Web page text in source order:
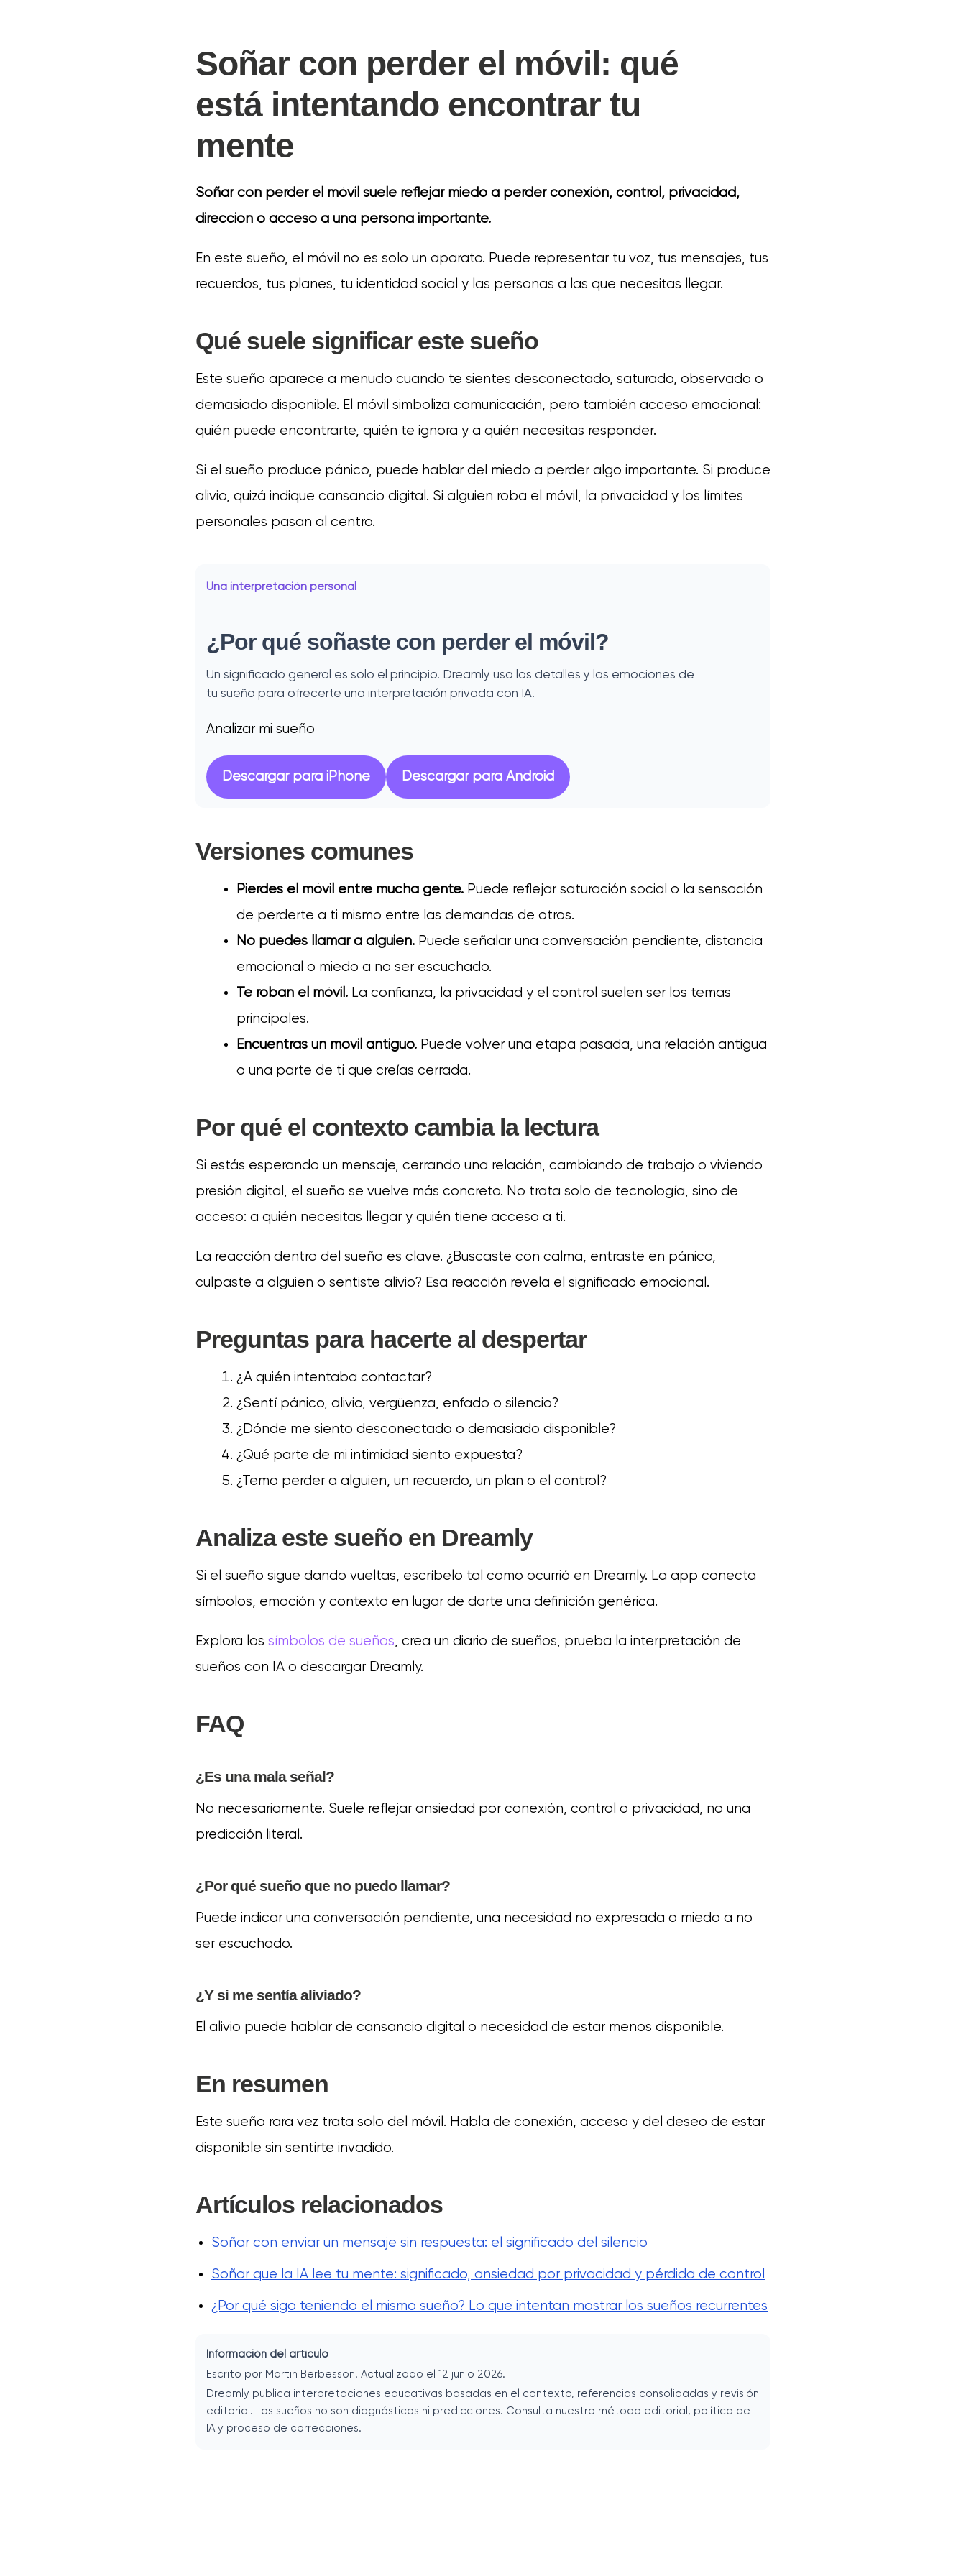
Soñar con perder el móvil: qué
está intentando encontrar tu
mente
Soñar con perder el móvil suele reflejar miedo a perder conexión, control, privacidad,
dirección o acceso a una persona importante.
En este sueño, el móvil no es solo un aparato. Puede representar tu voz, tus mensajes, tus
recuerdos, tus planes, tu identidad social y las personas a las que necesitas llegar.
Qué suele significar este sueño
Este sueño aparece a menudo cuando te sientes desconectado, saturado, observado o
demasiado disponible. El móvil simboliza comunicación, pero también acceso emocional:
quién puede encontrarte, quién te ignora y a quién necesitas responder.
Si el sueño produce pánico, puede hablar del miedo a perder algo importante. Si produce
alivio, quizá indique cansancio digital. Si alguien roba el móvil, la privacidad y los límites
personales pasan al centro.
Una interpretación personal
¿Por qué soñaste con perder el móvil?
Un significado general es solo el principio. Dreamly usa los detalles y las emociones de
tu sueño para ofrecerte una interpretación privada con IA.
Analizar mi sueño
Descargar para iPhone Descargar para Android
Versiones comunes
Pierdes el móvil entre mucha gente. Puede reflejar saturación social o la sensación
de perderte a ti mismo entre las demandas de otros.
No puedes llamar a alguien. Puede señalar una conversación pendiente, distancia
emocional o miedo a no ser escuchado.
Te roban el móvil. La confianza, la privacidad y el control suelen ser los temas
principales.
Encuentras un móvil antiguo. Puede volver una etapa pasada, una relación antigua
o una parte de ti que creías cerrada.
Por qué el contexto cambia la lectura
Si estás esperando un mensaje, cerrando una relación, cambiando de trabajo o viviendo
presión digital, el sueño se vuelve más concreto. No trata solo de tecnología, sino de
acceso: a quién necesitas llegar y quién tiene acceso a ti.
La reacción dentro del sueño es clave. ¿Buscaste con calma, entraste en pánico,
culpaste a alguien o sentiste alivio? Esa reacción revela el significado emocional.
Preguntas para hacerte al despertar
¿A quién intentaba contactar?
¿Sentí pánico, alivio, vergüenza, enfado o silencio?
¿Dónde me siento desconectado o demasiado disponible?
¿Qué parte de mi intimidad siento expuesta?
¿Temo perder a alguien, un recuerdo, un plan o el control?
Analiza este sueño en Dreamly
Si el sueño sigue dando vueltas, escríbelo tal como ocurrió en Dreamly. La app conecta
símbolos, emoción y contexto en lugar de darte una definición genérica.
Explora los símbolos de sueños, crea un diario de sueños, prueba la interpretación de
sueños con IA o descargar Dreamly.
FAQ
¿Es una mala señal?
No necesariamente. Suele reflejar ansiedad por conexión, control o privacidad, no una
predicción literal.
¿Por qué sueño que no puedo llamar?
Puede indicar una conversación pendiente, una necesidad no expresada o miedo a no
ser escuchado.
¿Y si me sentía aliviado?
El alivio puede hablar de cansancio digital o necesidad de estar menos disponible.
En resumen
Este sueño rara vez trata solo del móvil. Habla de conexión, acceso y del deseo de estar
disponible sin sentirte invadido.
Artículos relacionados
Soñar con enviar un mensaje sin respuesta: el significado del silencio
Soñar que la IA lee tu mente: significado, ansiedad por privacidad y pérdida de control
¿Por qué sigo teniendo el mismo sueño? Lo que intentan mostrar los sueños recurrentes
Información del artículo
Escrito por Martin Berbesson. Actualizado el 12 junio 2026.
Dreamly publica interpretaciones educativas basadas en el contexto, referencias consolidadas y revisión
editorial. Los sueños no son diagnósticos ni predicciones. Consulta nuestro método editorial, política de
IA y proceso de correcciones.